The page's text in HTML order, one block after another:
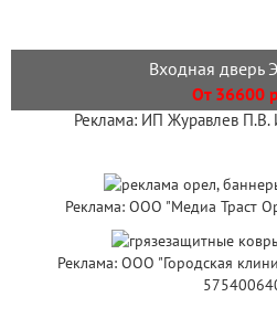
Входная дверь
От 36600
Реклама: ИП Журавлев
Реклама: ООО "Медиа Траст
Реклама: ООО "Городская